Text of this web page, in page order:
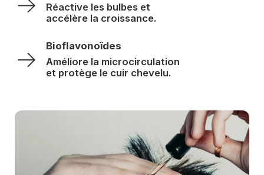
Bioflavonoïdes
Réactive les bulbes et
accélère la croissance.
Améliore la microcirculation
et protège le cuir chevelu.